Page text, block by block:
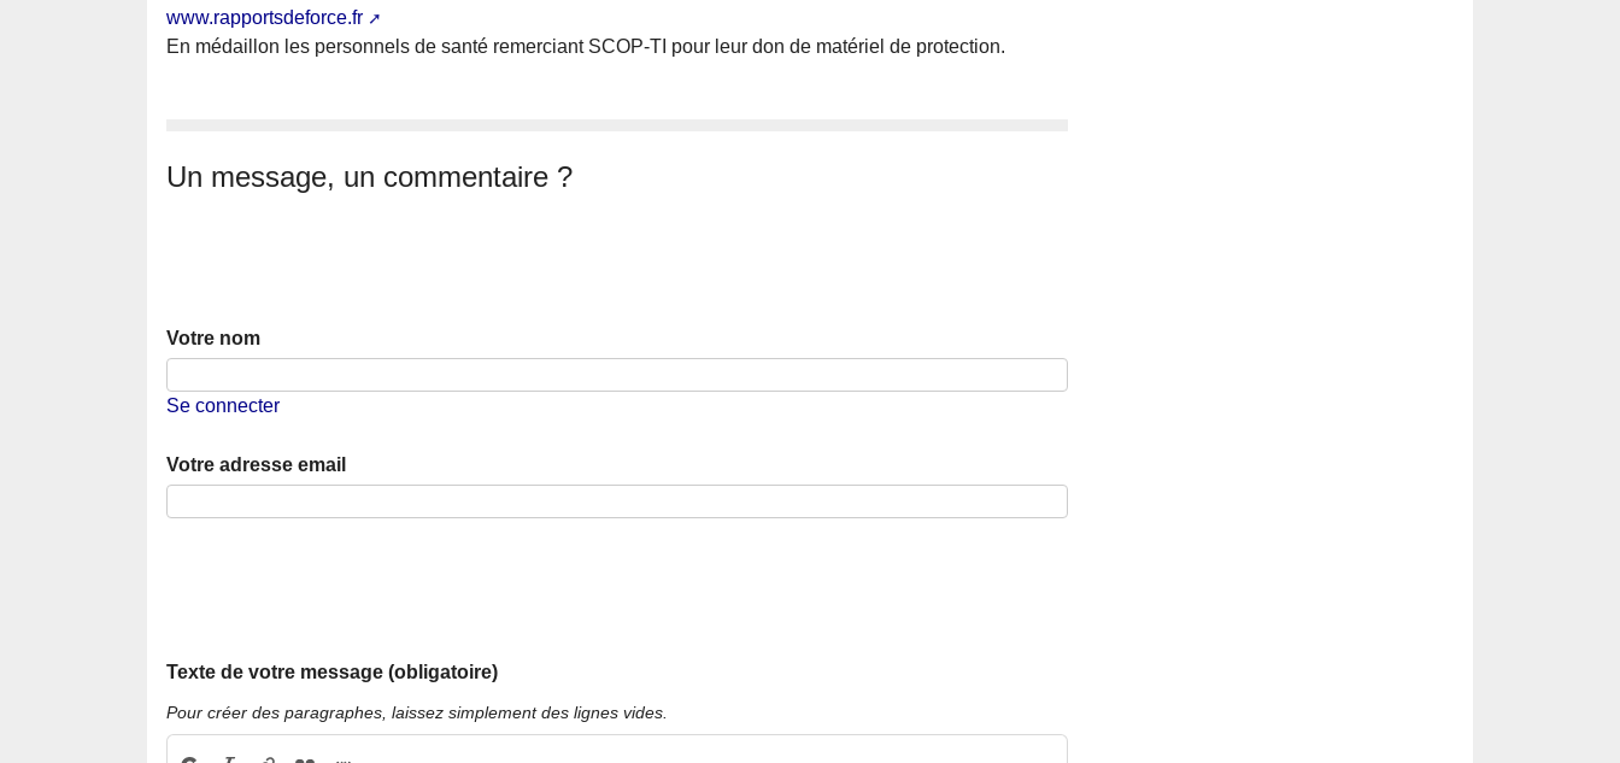
www.rapportsdeforce.fr
En médaillon les personnels de santé remerciant SCOP-TI pour leur don de matériel de protection.
Un message, un commentaire ?
Votre nom
Se connecter
Votre adresse email
Texte de votre message (obligatoire)
Pour créer des paragraphes, laissez simplement des lignes vides.